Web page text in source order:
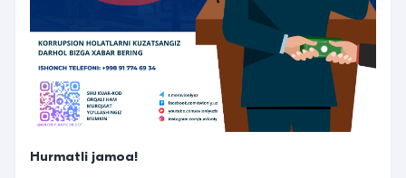
Hurmatli jamoa!